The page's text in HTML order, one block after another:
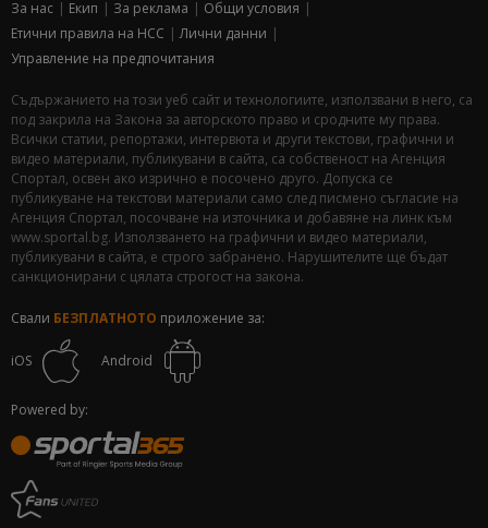
За нас Екип За рекламa
Общи условия
Етични правила на НСС
Лични данни
Управление на предпочитания
Съдържанието на този уеб сайт и технологиите, използвани в него, са
под закрила на Закона за авторското право и сродните му права.
Всички статии, репортажи, интервюта и други текстови, графични и
видео материали, публикувани в сайта, са собственост на Агенция
Спортал, освен ако изрично е посочено друго. Допуска се
публикуване на текстови материали само след писмено съгласие на
Агенция Спортал, посочване на източника и добавяне на линк към
www.sportal.bg. Използването на графични и видео материали,
публикувани в сайта, е строго забранено. Нарушителите ще бъдат
санкционирани с цялата строгост на закона.
Свали БЕЗПЛАТНОТО приложение за:
iOS Android
Powered by: